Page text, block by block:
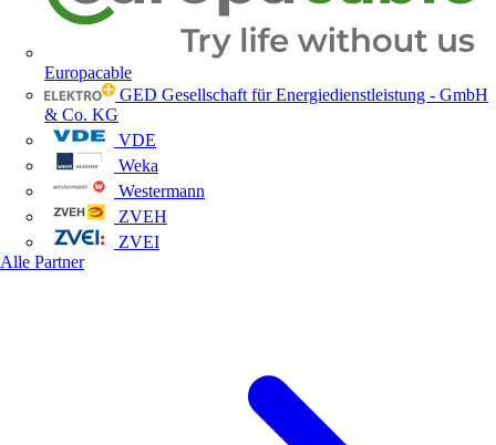
Europacable
GED Gesellschaft für Energiedienstleistung - GmbH
& Co. KG
VDE
Weka
Westermann
ZVEH
ZVEI
Alle Partner